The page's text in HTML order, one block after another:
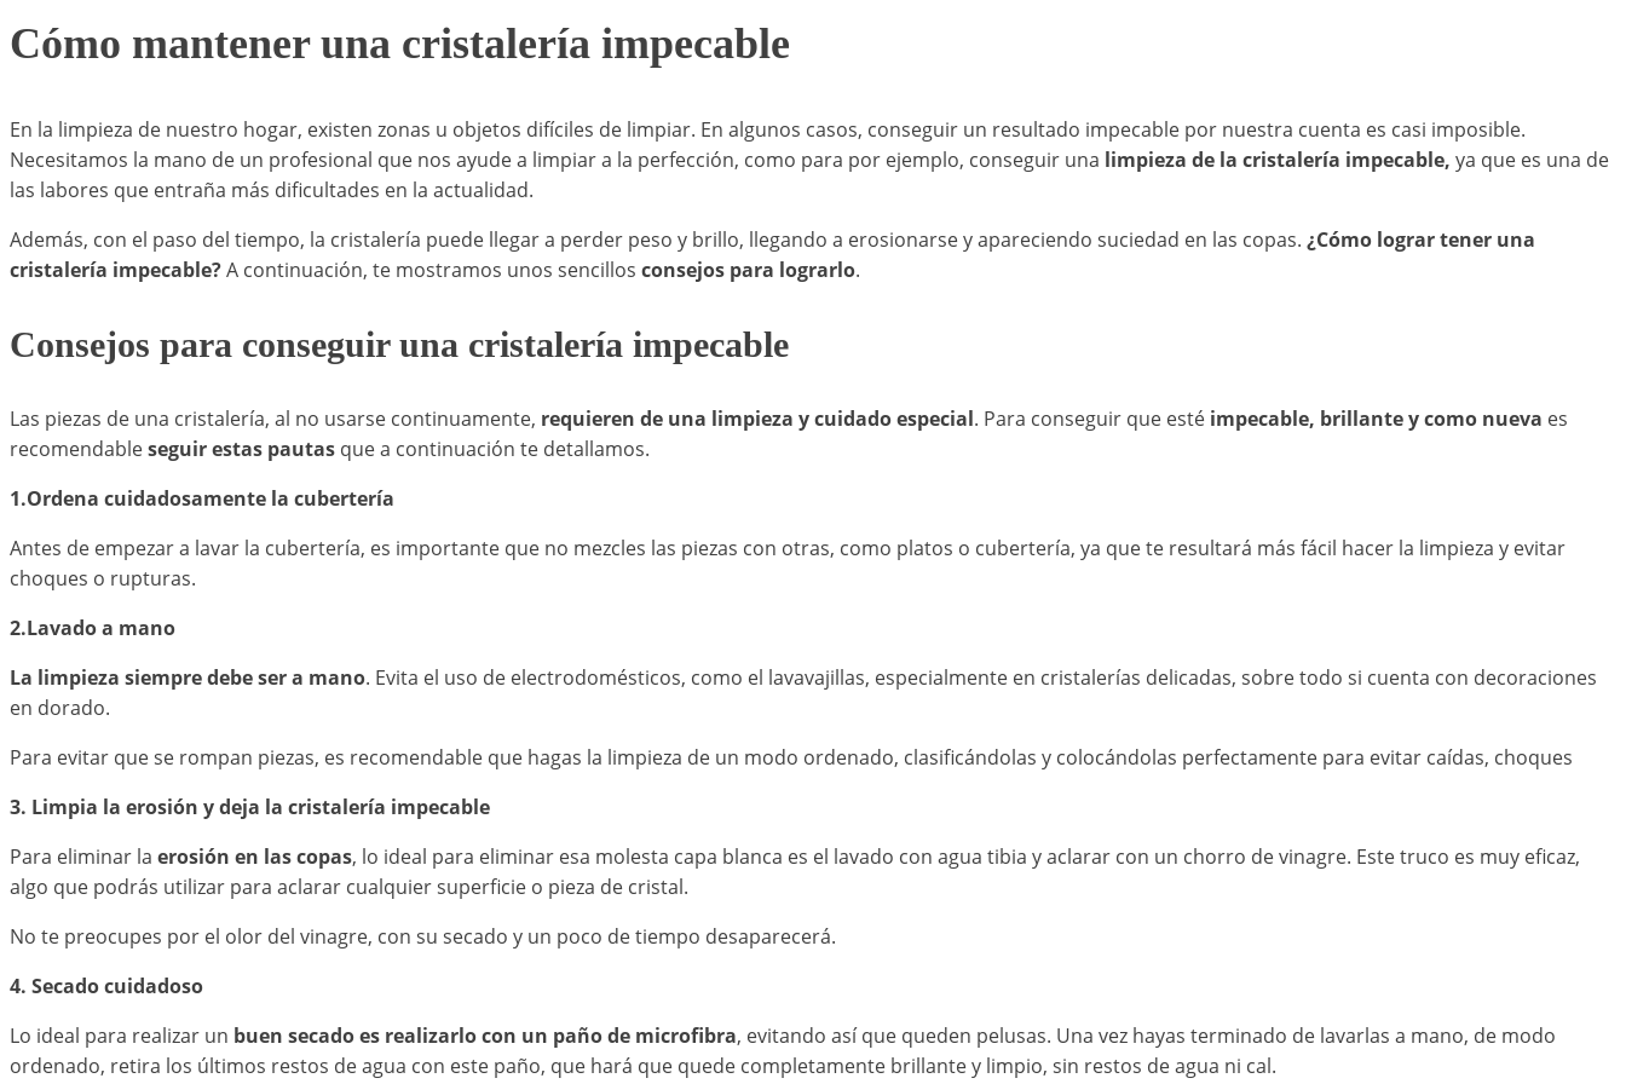
Cómo mantener una cristalería impecable
En la limpieza de nuestro hogar, existen zonas u objetos difíciles de limpiar. En algunos casos, conseguir un resultado impecable por nuestra cuenta es casi imposible.
Necesitamos la mano de un profesional que nos ayude a limpiar a la perfección, como para por ejemplo, conseguir una limpieza de la cristalería impecable, ya que es una de
las labores que entraña más dificultades en la actualidad.
Además, con el paso del tiempo, la cristalería puede llegar a perder peso y brillo, llegando a erosionarse y apareciendo suciedad en las copas. ¿Cómo lograr tener una
cristalería impecable?A continuación, te mostramos unos sencillos consejos para lograrlo.
Consejos para conseguir una cristalería impecable
Las piezas de una cristalería, al no usarse continuamente, requieren de una limpieza y cuidado especial. Para conseguir que esté impecable, brillante y como nueva es
recomendableseguir estas pautas que a continuación te detallamos.
1.Ordena cuidadosamente la cubertería
Antes de empezar a lavar la cubertería, es importante que no mezcles las piezas con otras, como platos o cubertería, ya que te resultará más fácil hacer la limpieza y evitar
choques o rupturas.
2.Lavado a mano
La limpieza siempre debe ser a mano. Evita el uso de electrodomésticos, como el lavavajillas, especialmente en cristalerías delicadas, sobre todo si cuenta con decoraciones
en dorado.
Para evitar que se rompan piezas, es recomendable que hagas la limpieza de un modo ordenado, clasificándolas y colocándolas perfectamente para evitar caídas, choques
3. Limpia la erosión y deja la cristalería impecable
Para eliminar la erosión en las copas, lo ideal para eliminar esa molesta capa blanca es el lavado con agua tibia y aclarar con un chorro de vinagre. Este truco es muy eficaz,
algo que podrás utilizar para aclarar cualquier superficie o pieza de cristal.
No te preocupes por el olor del vinagre, con su secado y un poco de tiempo desaparecerá.
4. Secado cuidadoso
Lo ideal para realizar un buen secado es realizarlo con un paño de microfibra, evitando así que queden pelusas. Una vez hayas terminado de lavarlas a mano, de modo
ordenado, retira los últimos restos de agua con este paño, que hará que quede completamente brillante y limpio, sin restos de agua ni cal.